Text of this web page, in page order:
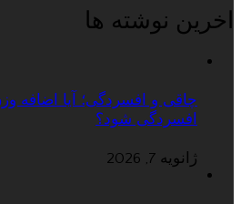
اخرین نوشته ها
چاقی و افسردگی؛ آیا اضافه
افسردگی شود؟
ژانویه 7, 2026